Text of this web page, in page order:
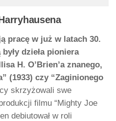
pracę w już w latach 30.
dzieła pioniera
H. O’Brien’a znanego,
(1933) czy “Zaginionego
skrzyżowali swe
filmu “Mighty Joe
debiutował w roli